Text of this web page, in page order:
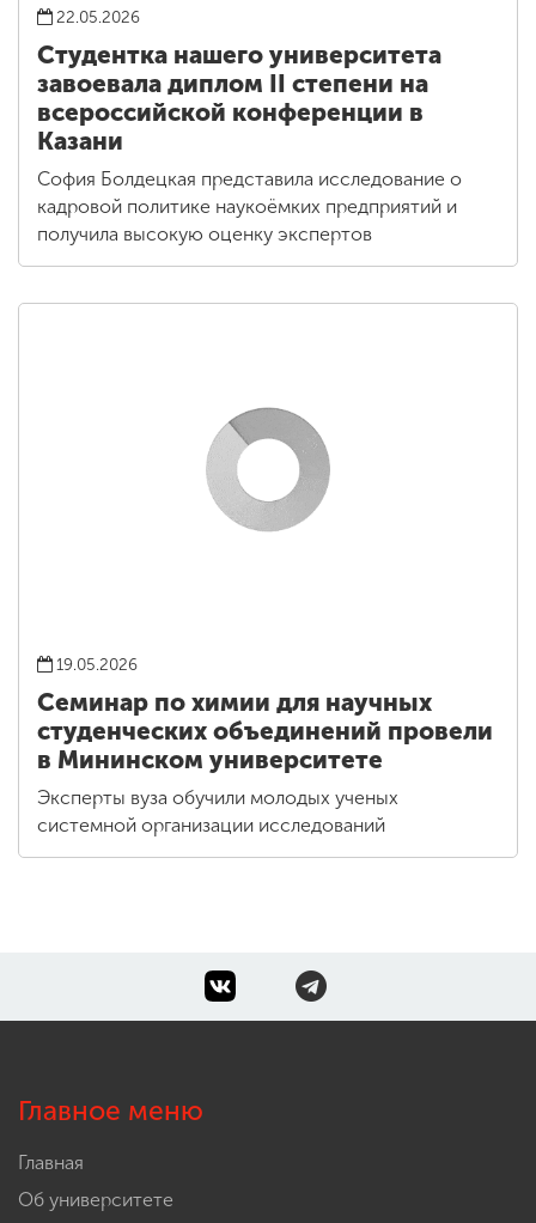
22.05.2026
Студентка нашего университета
завоевала диплом II степени на
всероссийской конференции в
Казани
София Болдецкая представила исследование о
кадровой политике наукоёмких предприятий и
получила высокую оценку экспертов
19.05.2026
Семинар по химии для научных
студенческих объединений провели
в Мининском университете
Эксперты вуза обучили молодых ученых
системной организации исследований
Главное меню
Главная
Об университете